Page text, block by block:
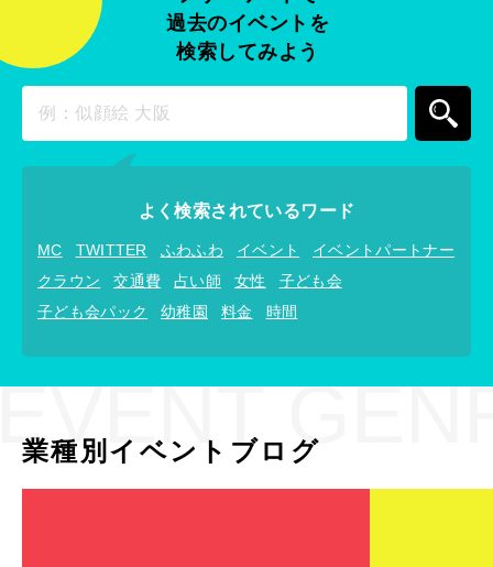
過去のイベントを
検索してみよう
よく検索されているワード
MC TWITTER ふわふわ イベント
イベントパートナー
クラウン
交通費 占い師 女性
子ども会
子ども会パック
幼稚園 料金 時間
業種別イベントブログ